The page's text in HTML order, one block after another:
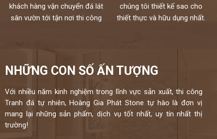
khách hàng vận chuyển đá lát
sân vườn tới tận nơi thi công
chúng tôi thiết kế sao cho
thiết thực và hữu dụng nhất.
NHỮNG CON SỐ ẤN TƯỢNG
Với nhiều năm kinh nghiệm trong lĩnh vực sản xuất, thi công
Tranh đá tự nhiên, Hoàng Gia Phát Stone tự hào là đơn vị
mang lại những sản phẩm, dịch vụ tốt nhất, uy tín nhất thị
trường!